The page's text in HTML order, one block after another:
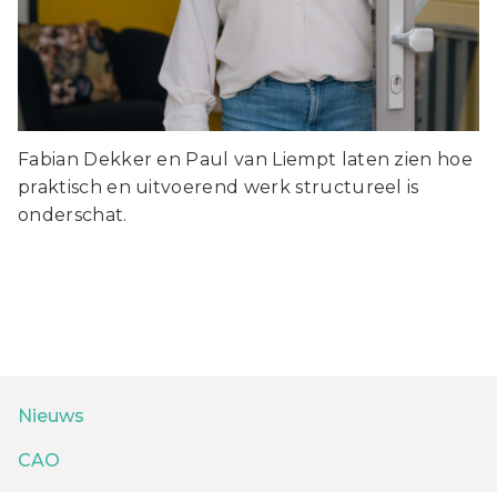
Fabian Dekker en Paul van Liempt laten zien hoe
praktisch en uitvoerend werk structureel is
onderschat.
Nieuws
CAO